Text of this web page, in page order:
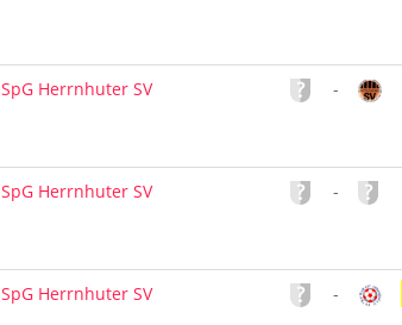
SpG Herrnhuter SV -
SpG Herrnhuter SV -
SpG Herrnhuter SV -